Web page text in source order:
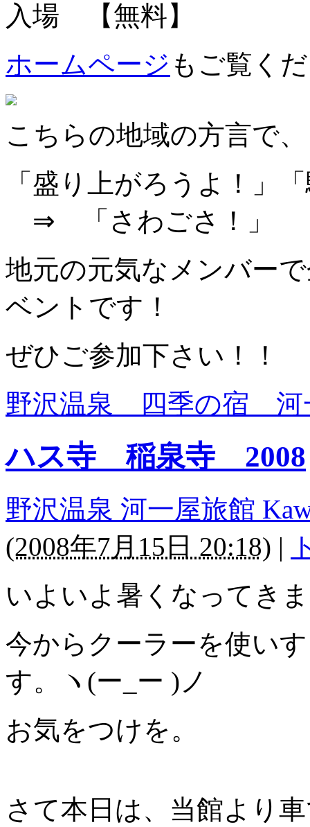
入場 【無料】
ホームページ もご覧く
こちらの地域の方言で、
「盛り上がろうよ！」
⇒ 「さわごさ！」
地元の元気なメンバー
ベントです！
ぜひご参加下さい！！
野沢温泉 四季の宿 河
ハス寺 稲泉寺 2008
野沢温泉 河一屋旅館
(2008年7月15日 20:18) |
いよいよ暑くなってき
今からクーラーを使い
す。ヽ(ー_ー )ノ
お気をつけを。
さて本日は、当館より